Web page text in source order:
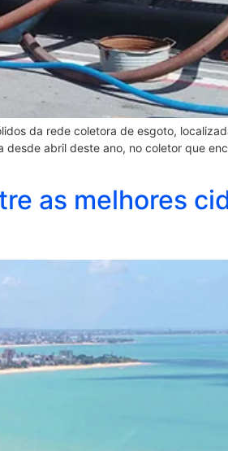
da rede coletora de esgoto,
abril deste ano, no coletor que
as melhores